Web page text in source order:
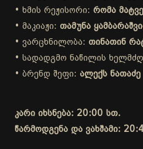
• ხმის რეჟისორი: რომა
• მაკიაჟი: თამუნა
• ვარცხნილობა: თინათინ
• სადადგმო ნაწილის
• ბრენდ შეფი: ალექს ნათაძე
კარი იხსნება: 20:00 სთ.
წარმოდგენა და ვახშამი: